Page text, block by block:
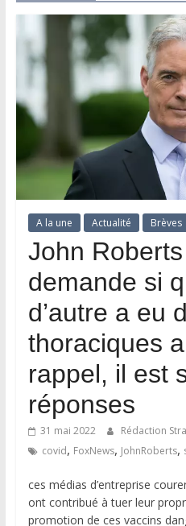
A la une Actualité Brèves
John
demande si
d’autre a eu
thoraciques
rappel, il est
réponses
31 mai 2022 Rédaction
covid, FoxNews, JohnRoberts,
ces médias d’entreprise
ont contribué à tuer leur
promotion de ces vaccins